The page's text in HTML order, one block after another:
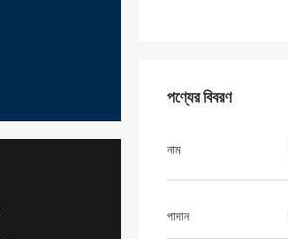
পণ্যের বিবরণ
নাম
পাদান